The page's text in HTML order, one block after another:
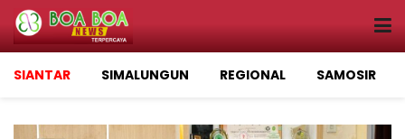
SIANTAR SIMALUNGUN REGIONAL SAMOSIR